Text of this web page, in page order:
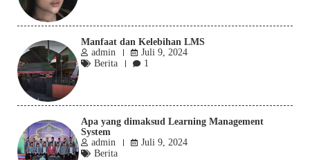
Manfaat dan Kelebihan LMS
admin
Juli 9, 2024
Berita
1
Apa yang dimaksud Learning Management
System
admin
Juli 9, 2024
Berita